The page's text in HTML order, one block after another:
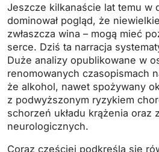
Jeszcze kilkanaście lat temu w
dominował pogląd, że
zwłaszcza wina – mogą mieć
serce. Dziś ta narracja
Duże analizy opublikowane w
renomowanych czasopismach
że alkohol, nawet spożywany
z podwyższonym ryzykiem
schorzeń układu krążenia oraz
neurologicznych.
Coraz częściej podkreśla się